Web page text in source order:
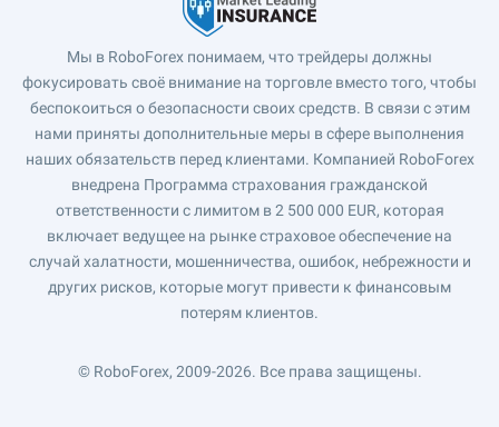
Мы в RoboForex понимаем, что трейдеры должны
фокусировать своё внимание на торговле вместо того, чтобы
беспокоиться о безопасности своих средств. В связи с этим
нами приняты дополнительные меры в сфере выполнения
наших обязательств перед клиентами. Компанией RoboForex
внедрена Программа страхования гражданской
ответственности с лимитом в 2 500 000 EUR, которая
включает ведущее на рынке страховое обеспечение на
случай халатности, мошенничества, ошибок, небрежности и
других рисков, которые могут привести к финансовым
потерям клиентов.
© RoboForex, 2009-2026. Все права защищены.